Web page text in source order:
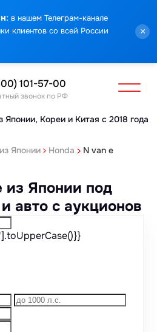
: в нашем Телеграм-канале
клиентов со всей России
×
Японии, Кореи и Китая с 2018 года
101-57-00
звонок по РФ
Японии Honda N van e
из Японии под
авто с аукционов